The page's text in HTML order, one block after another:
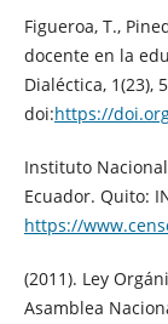
Figueroa, T.,
docente en la
Dialéctica, 1(23),
doi:https://
Instituto
Ecuador. Quito:
https://
(2011). Ley
Asamblea